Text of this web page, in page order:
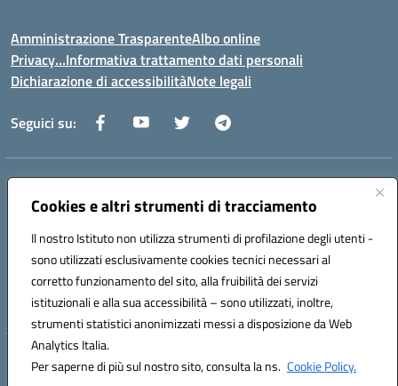
Cookies e altri strumenti di tracciamento
Il nostro Istituto non utilizza strumenti di profilazione degli utenti -
sono utilizzati esclusivamente cookies tecnici necessari al
corretto funzionamento del sito, alla fruibilità dei servizi
istituzionali e alla sua accessibilità – sono utilizzati, inoltre,
strumenti statistici anonimizzati messi a disposizione da Web
Analytics Italia.
Per saperne di più sul nostro sito, consulta la ns. Cookie Policy.
Amministrazione TrasparenteAlbo online
Privacy…Informativa trattamento dati personali
Dichiarazione di accessibilitàNote legali
Seguici su:
Indirizzo:
Centralino:089 201032 Email:saic88800v@istruzione.it
Codice fiscale: 80028930651
Codice meccanografico:
saic88800v
Codice unico di fatturazione (CUF): UFLEGP
Hosting & Powered by 3D Solution S.r.l.
Concept & Design by Designers Italia